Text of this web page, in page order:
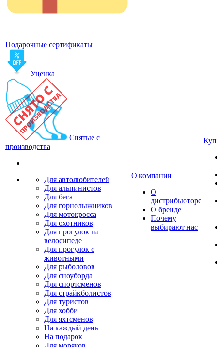
Подарочные сертификаты
Уценка
Снятые с
производства
Для автолюбителей
Для альпинистов
Для бега
Для горнолыжников
Для мотокросса
Для охотников
Для прогулок на
велосипеде
Для прогулок с
животными
Для рыболовов
Для сноуборда
Для спортсменов
Для страйкболистов
Для туристов
Для хобби
Для яхтсменов
На каждый день
На подарок
Для моряков
О компании
О
дистрибьюторе
О бренде
Почему
выбирают нас